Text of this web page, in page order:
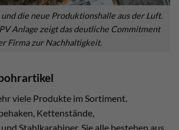
die neue Produktionshalle aus der Luft.
Anlage zeigt das deutliche Commitment
Firma zur Nachhaltigkeit.
viele Produkte im Sortiment.
Kettenstände,
Stahlkarabiner. Sie alle bestehen aus